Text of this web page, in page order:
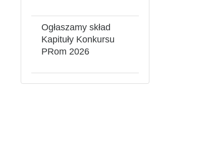
Ogłaszamy skład
Kapituły Konkursu
PRom 2026